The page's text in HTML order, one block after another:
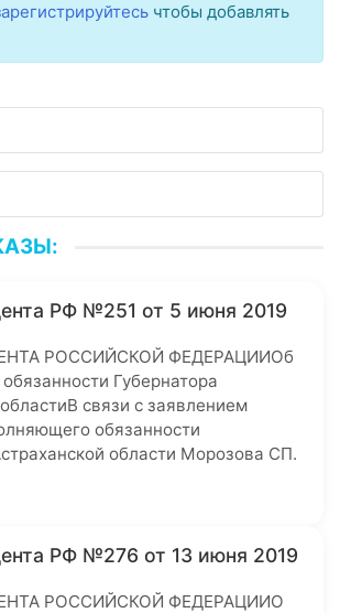
чтобы добавлять
РФ №251 от 5 июня 2019
РОССИЙСКОЙ ФЕДЕРАЦИИОб
Губернатора
связи с заявлением
обязанности
области Морозова СП.
РФ №276 от 13 июня 2019
РОССИЙСКОЙ ФЕДЕРАЦИИО